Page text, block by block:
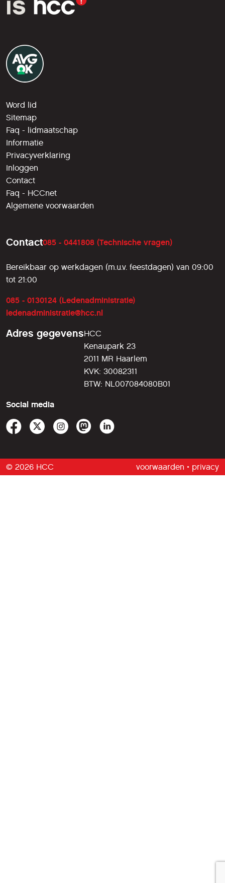
Word lid
Sitemap
Faq - lidmaatschap
Informatie
Privacyverklaring
Inloggen
Contact
Faq - HCCnet
Algemene voorwaarden
Contact085 - 0441808 (Technische vragen)
Bereikbaar op werkdagen (m.u.v. feestdagen) van 09:00
tot 21:00
085 - 0130124 (Ledenadministratie)
ledenadministratie@hcc.nl
Adres gegevensHCC
Kenaupark 23
2011 MR Haarlem
KVK: 30082311
BTW: NL007084080B01
Social media
© 2026 HCC voorwaarden • privacy